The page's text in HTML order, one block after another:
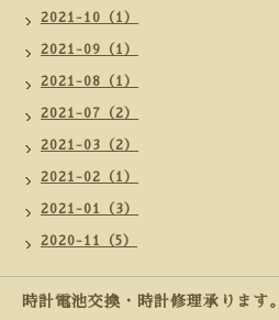
2021-10（1）
2021-09（1）
2021-08（1）
2021-07（2）
2021-03（2）
2021-02（1）
2021-01（3）
2020-11（5）
時計電池交換・時計修理承ります。